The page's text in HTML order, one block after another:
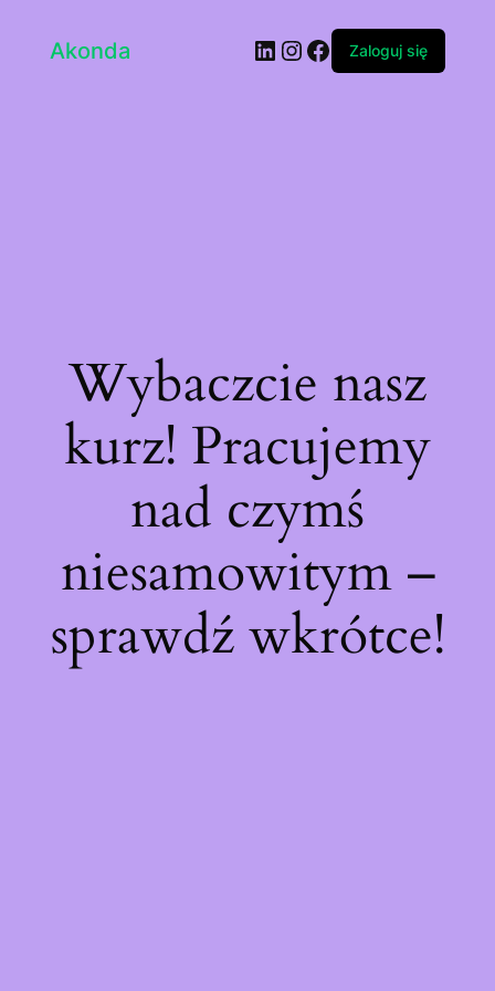
Akonda LinkedIn
Instagram
Facebook
Zaloguj się
Wybaczcie nasz
kurz! Pracujemy
nad czymś
niesamowitym –
sprawdź wkrótce!